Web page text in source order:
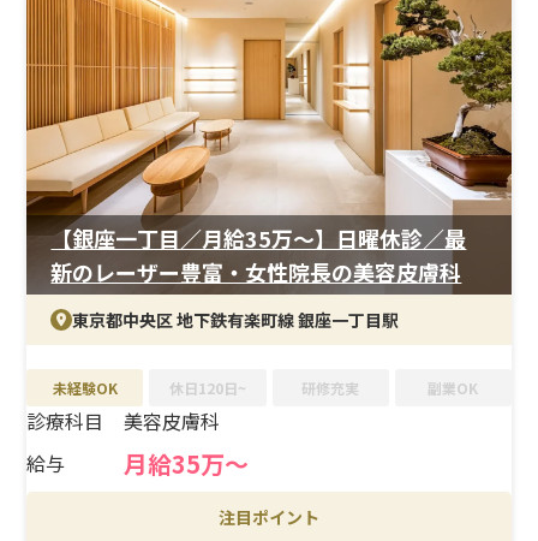
【銀座一丁目／月給35万〜】日曜休診／最
新のレーザー豊富・女性院長の美容皮膚科
東京都中央区 地下鉄有楽町線 銀座一丁目駅
未経験OK 休日120日~ 研修充実 副業OK
診療科目
美容皮膚科
給与
月給35万〜
注目ポイント